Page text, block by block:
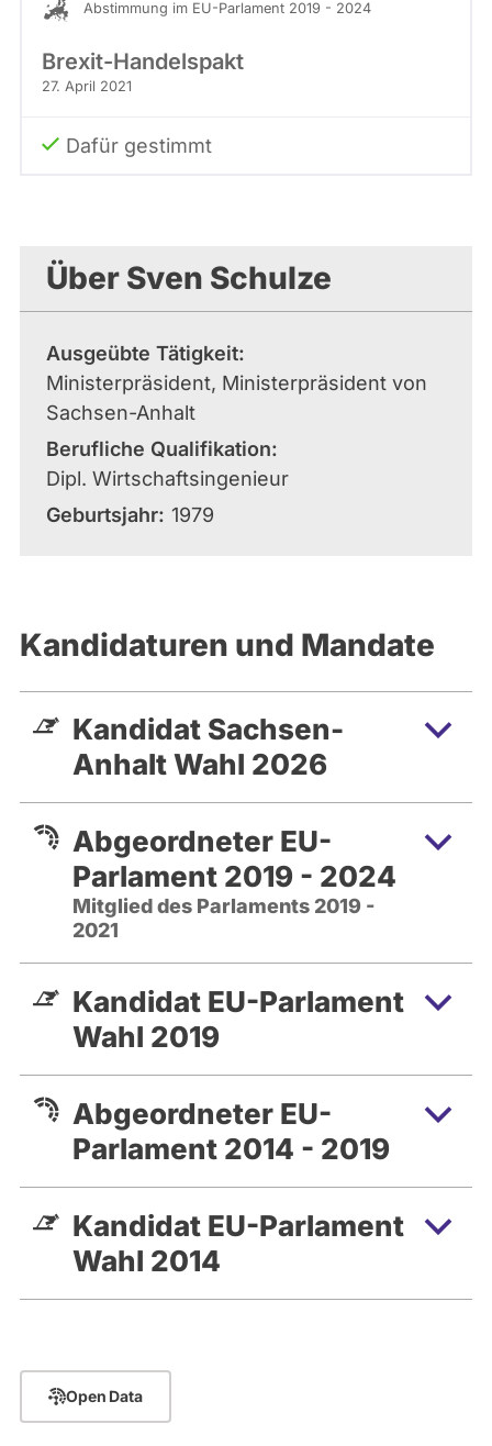
Abstimmung im EU-Parlament 2019 - 2024
Brexit-Handelspakt
27. April 2021
Dafür gestimmt
Über Sven Schulze
Ausgeübte Tätigkeit
Ministerpräsident, Ministerpräsident von
Sachsen-Anhalt
Berufliche Qualifikation
Dipl. Wirtschaftsingenieur
Geburtsjahr 1979
Kandidaturen und Mandate
Kandidat Sachsen-
Anhalt Wahl 2026
Abgeordneter EU-
Parlament 2019 - 2024
Mitglied des Parlaments 2019 -
2021
Kandidat EU-Parlament
Wahl 2019
Abgeordneter EU-
Parlament 2014 - 2019
Kandidat EU-Parlament
Wahl 2014
Open Data